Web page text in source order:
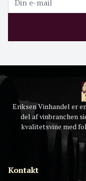
Eriksen Vinhandel er
del af vinbranchen
kvalitetsvine med
Kontakt